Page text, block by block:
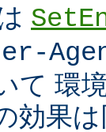
て 環
効果